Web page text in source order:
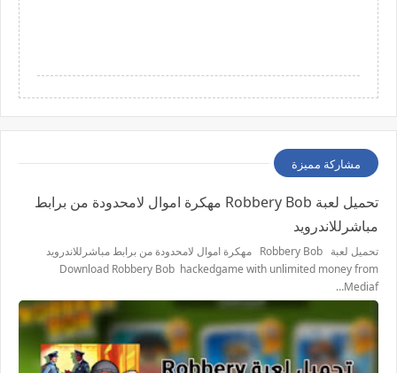
مشاركة مميزة
تحميل لعبة Robbery Bob مهكرة اموال لامحدودة من برابط
مباشرللاندرويد
تحميل لعبة Robbery Bob مهكرة اموال لامحدودة من برابط مباشرللاندرويد
Download Robbery Bob hackedgame with unlimited money from
Mediaf…